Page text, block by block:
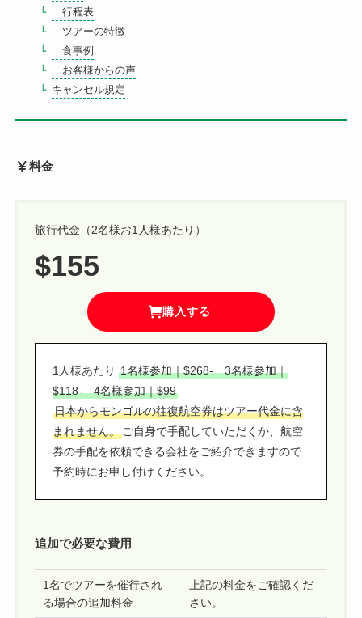
行程表
ツアーの特徴
食事例
お客様からの声
キャンセル規定
料金
旅行代金（2名様お1人様あたり）
$155
購入する
1人様あたり 1名様参加｜$268- 3名様参加｜
$118- 4名様参加｜$99
日本からモンゴルの往復航空券はツアー代金に含
まれません。ご自身で手配していただくか、航空
券の手配を依頼できる会社をご紹介できますので
予約時にお申し付けください。
追加で必要な費用
1名でツアーを催行され
る場合の追加料金
上記の料金をご確認くだ
さい。